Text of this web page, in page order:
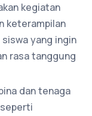
kegiatan
keterampilan
yang ingin
rasa tanggung
dan tenaga